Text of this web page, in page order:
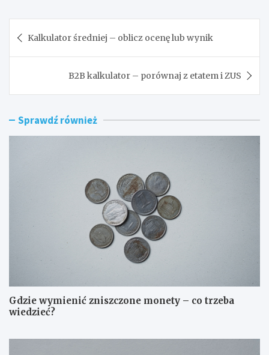
wpisu
Kalkulator średniej – oblicz ocenę lub wynik
B2B kalkulator – porównaj z etatem i ZUS
Sprawdź również
Gdzie wymienić zniszczone monety – co trzeba
wiedzieć?